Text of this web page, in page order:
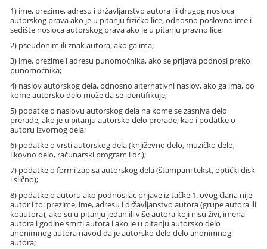
1) ime, prezime, adresu i državljanstvo autora ili drugog nosioca
autorskog prava ako je u pitanju fizičko lice, odnosno poslovno ime i
sedište nosioca autorskog prava ako je u pitanju pravno lice;
2) pseudonim ili znak autora, ako ga ima;
3) ime, prezime i adresu punomoćnika, ako se prijava podnosi preko
punomoćnika;
4) naslov autorskog dela, odnosno alternativni naslov, ako ga ima, po
kome autorsko delo može da se identifikuje;
5) podatke o naslovu autorskog dela na kome se zasniva delo
prerade, ako je u pitanju autorsko delo prerade, kao i podatke o
autoru izvornog dela;
6) podatke o vrsti autorskog dela (književno delo, muzičko delo,
likovno delo, računarski program i dr.);
7) podatke o formi zapisa autorskog dela (štampani tekst, optički disk
i slično);
8) podatke o autoru ako podnosilac prijave iz tačke 1. ovog člana nije
autor i to: prezime, ime, adresu i državljanstvo autora (grupe autora ili
koautora), ako su u pitanju jedan ili više autora koji nisu živi, imena
autora i godine smrti autora i ako je u pitanju autorsko delo
anonimnog autora navod da je autorsko delo delo anonimnog
autora;